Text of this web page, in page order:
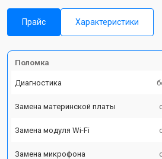
Прайс Характеристики
Поломка
Диагностика
Замена материнской платы
Замена модуля Wi-Fi
Замена микрофона